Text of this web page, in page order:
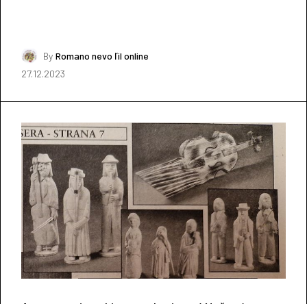
By Romano nevo ľil online
27.12.2023